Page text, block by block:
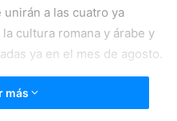
a las cuatro ya
cultura romana y árabe y
ya en el mes de agosto.
más